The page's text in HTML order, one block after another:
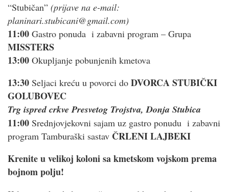
“Stubičan” (prijave na e-mail:
planinari.stubicani@gmail.com)
11:00 Gastro ponuda i zabavni program – Grupa
MISSTERS
13:00 Okupljanje pobunjenih kmetova
13:30 Seljaci kreću u povorci do DVORCA STUBIČKI
GOLUBOVEC
Trg ispred crkve Presvetog Trojstva, Donja Stubica
11:00 Srednjovjekovni sajam uz gastro ponudu i zabavni
program Tamburaški sastav ČRLENI LAJBEKI
Krenite u velikoj koloni sa kmetskom vojskom prema
bojnom polju!